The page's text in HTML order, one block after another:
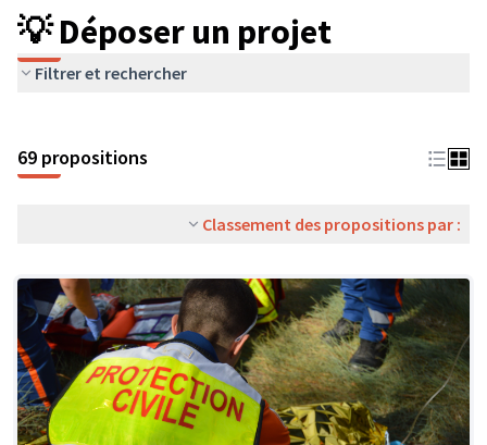
💡 Déposer un projet
Filtrer et rechercher
69 propositions
Classement des propositions par :